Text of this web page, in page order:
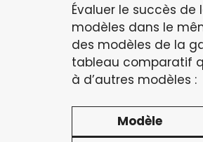
Évaluer le succès
modèles dans le
des modèles de la
tableau comparatif
à d’autres modèles :
Modèle